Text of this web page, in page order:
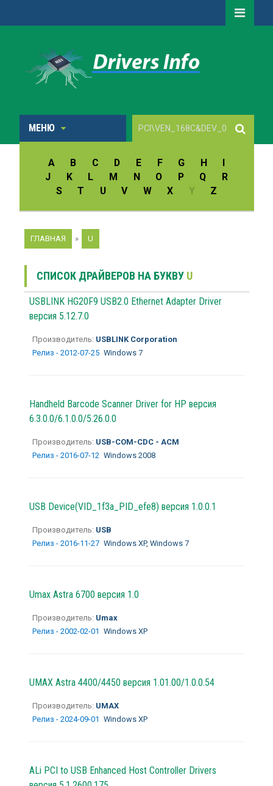
МЕНЮ
A B C D E F G H
I
J
K L M N O P Q
R
S
T U V W X Y Z
ГЛАВНАЯ » U
СПИСОК ДРАЙВЕРОВ НА БУКВУ U
USBLINK HG20F9 USB2.0 Ethernet Adapter Driver
версия 5.12.7.0
Производитель: USBLINK Corporation
Релиз - 2012-07-25 Windows 7
Handheld Barcode Scanner Driver for HP версия
6.3.0.0/6.1.0.0/5.26.0.0
Производитель: USB-COM-CDC - ACM
Релиз - 2016-07-12 Windows 2008
USB Device(VID_1f3a_PID_efe8) версия 1.0.0.1
Производитель: USB
Релиз - 2016-11-27 Windows XP, Windows 7
Umax Astra 6700 версия 1.0
Производитель: Umax
Релиз - 2002-02-01 Windows XP
UMAX Astra 4400/4450 версия 1.01.00/1.0.0.54
Производитель: UMAX
Релиз - 2024-09-01 Windows XP
ALi PCI to USB Enhanced Host Controller Drivers